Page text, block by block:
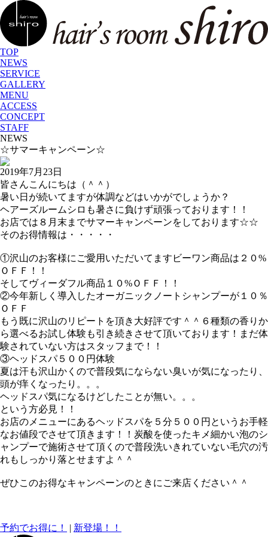
TOP
NEWS
SERVICE
GALLERY
MENU
ACCESS
CONCEPT
STAFF
NEWS
☆サマーキャンペーン☆
2019年7月23日
皆さんこんにちは（＾＾）
暑い日が続いてますが体調などはいかがでしょうか？
ヘアーズルームシロも暑さに負けず頑張っております！！
お店では８月末までサマーキャンペーンをしております☆☆
そのお得情報は・・・・・
①沢山のお客様にご愛用いただいてます ビーワン商品は ２０%
ＯＦＦ！！
そして ヴィーダフル商品 １０%ＯＦＦ！！
②今年新しく導入したオーガニックノートシャンプーが １０％
ＯＦＦ
もう既に沢山のリピートを頂き大好評です＾＾６種類の香りか
ら選べるお試し体験も引き続きさせて頂いております！まだ体
験されていない方はスタッフまで！！
③ヘッドスパ５００円体験
夏は汗も沢山かくので普段気にならない臭いが気になったり、
頭が痒くなったり。。。
ヘッドスパ気になるけどしたことが無い。。。
という方必見！！
お店のメニューにあるヘッドスパを５分５００円というお手軽
なお値段でさせて頂きます！！炭酸を使ったキメ細かい泡のシ
ャンプーで施術させて頂くので普段洗いきれていない毛穴の汚
れもしっかり落とせますよ＾＾
ぜひこのお得なキャンペーンのときにご来店ください＾＾
予約でお得に！ | 新登場！！